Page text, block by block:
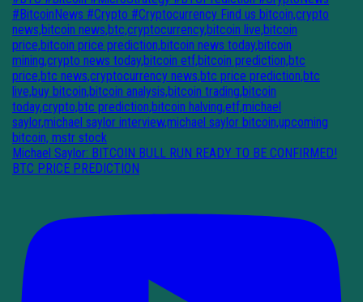
Michael Saylor: BITCOIN BULL RUN READY TO BE CONFIRMED!
BTC PRICE PREDICTION